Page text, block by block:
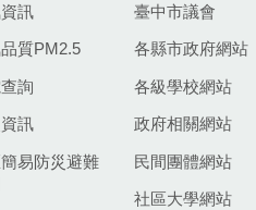
訊
質PM2.5
詢
訊
易防災避難
臺中市議會
各縣市政府網站
各級學校網站
政府相關網站
民間團體網站
社區大學網站